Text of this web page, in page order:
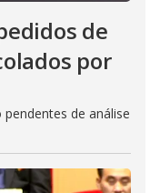
de
por
de análise